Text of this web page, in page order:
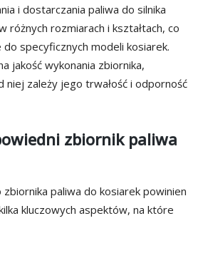
i dostarczania paliwa do silnika
różnych rozmiarach i kształtach, co
specyficznych modeli kosiarek.
jakość wykonania zbiornika,
niej zależy jego trwałość i odporność
zbiornik paliwa
paliwa do kosiarek powinien
kluczowych aspektów, na które